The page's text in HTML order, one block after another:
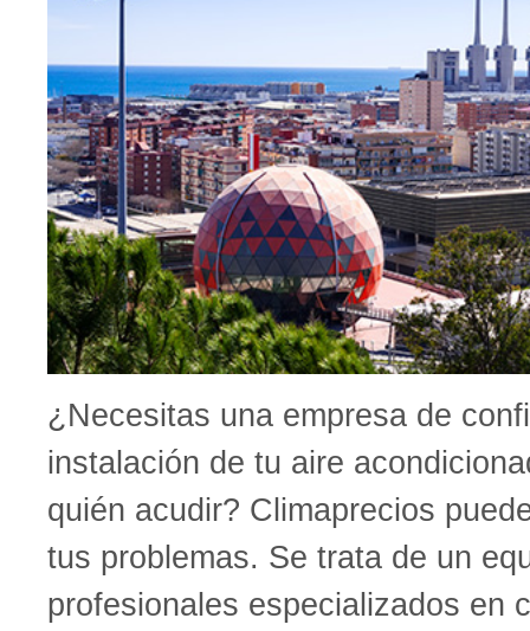
¿Necesitas una empresa de
instalación de tu aire
quién acudir? Climaprecios
tus problemas. Se trata de un
profesionales especializados en